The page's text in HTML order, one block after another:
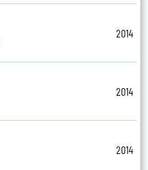
2014
2014
2014